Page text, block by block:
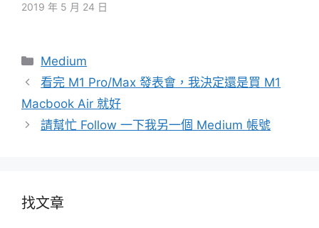
2019 年 5 月 24 日
分
類
Medium
看完 M1 Pro/Max 發表會，我決定還是買 M1
Macbook Air 就好
請幫忙 Follow 一下我另一個 Medium 帳號
找文章